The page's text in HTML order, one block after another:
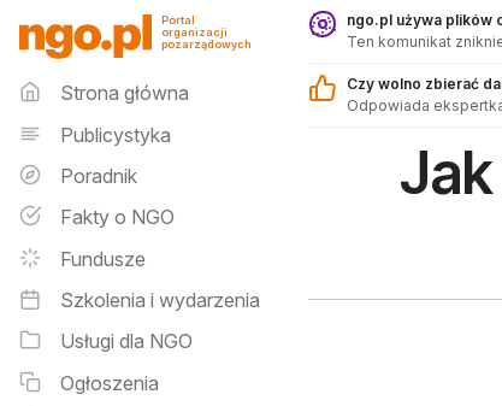
Sklep - ngo.pl
Portal
organizacji
pozarządowych
Menu główne
Strona główna
Publicystyka
Poradnik
Fakty o NGO
Fundusze
Szkolenia i wydarzenia
Usługi dla NGO
Ogłoszenia
ngo.pl używa plików
Ten komunikat
Czy wolno zbierać
Odpowiada